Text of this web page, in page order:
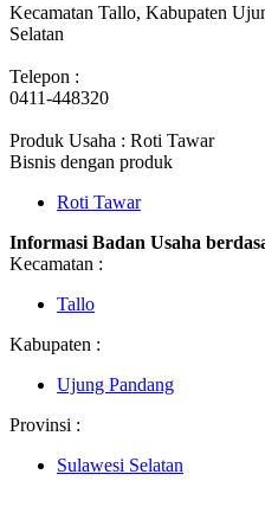
Kecamatan Tallo, Kabupaten
Selatan
Telepon :
0411-448320
Produk Usaha : Roti Tawar
Bisnis dengan produk
Roti Tawar
Informasi Badan Usaha
Kecamatan :
Tallo
Kabupaten :
Ujung Pandang
Provinsi :
Sulawesi Selatan